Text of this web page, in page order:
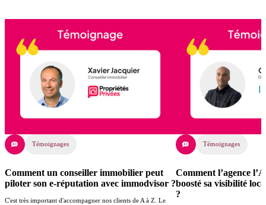
Témoignages
Comment un conseiller immobilier peut
piloter son e-réputation avec immodvisor ?
C'est très important d'accompagner nos clients de A à Z. Le
Témoignages
Comment l’agence
boosté sa visibilité
?